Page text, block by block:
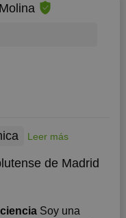
Leer más
de Madrid
Soy una